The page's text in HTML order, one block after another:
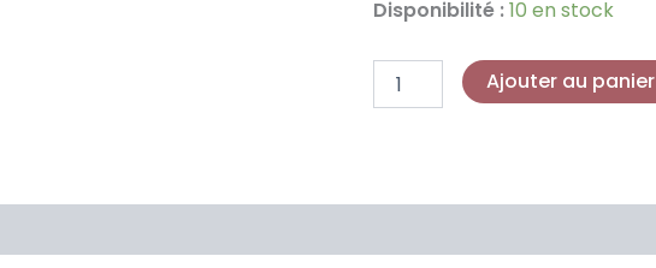
Disponibilité :10 en stock
gel
remover
Simply
Musa
Ajouter au panier